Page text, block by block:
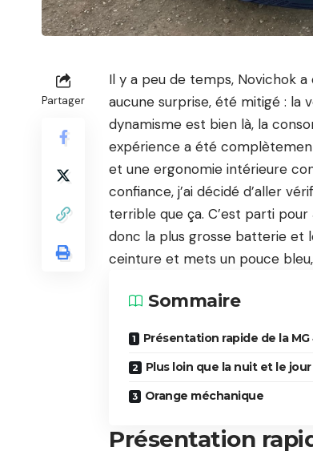
Partager
Il y a peu de temps, Novichok a
aucune surprise, été mitigé : la
dynamisme est bien là, la
expérience a été
et une ergonomie intérieure
confiance, j’ai décidé d’aller
terrible que ça. C’est parti
donc la plus grosse batterie et
ceinture et mets un pouce
Sommaire
Présentation rapide de la MG
Plus loin que la nuit et le jour
Orange méchanique
Présentation